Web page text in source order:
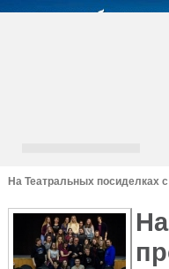
На Театральных посиделках